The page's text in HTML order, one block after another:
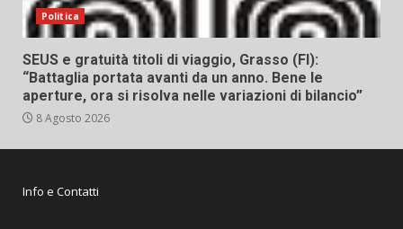
Politica
SEUS e gratuità titoli di viaggio, Grasso (FI):
“Battaglia portata avanti da un anno. Bene le
aperture, ora si risolva nelle variazioni di bilancio”
8 Agosto 2026
Info e Contatti